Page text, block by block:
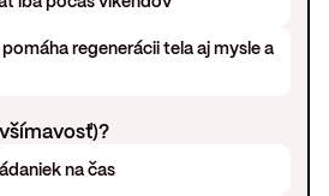
regenerácii tela aj mysle a
na čas